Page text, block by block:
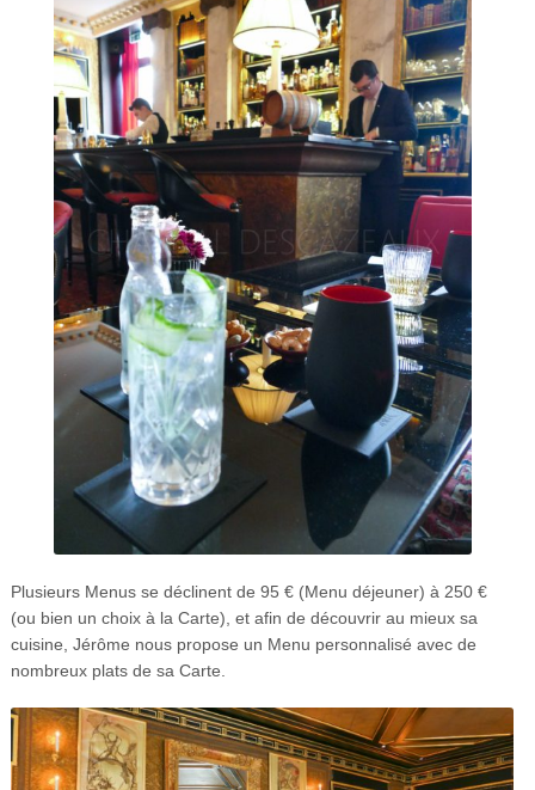
Plusieurs Menus se déclinent de 95 € (Menu déjeuner) à 250 €
(ou bien un choix à la Carte), et afin de découvrir au mieux sa
cuisine, Jérôme nous propose un Menu personnalisé avec de
nombreux plats de sa Carte.